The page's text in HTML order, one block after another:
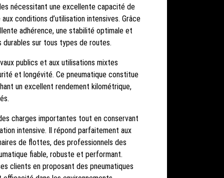
nécessitant une excellente capacité de
conditions d’utilisation intensives. Grâce
adhérence, une stabilité optimale et
durables sur tous types de routes.
publics et aux utilisations mixtes
et longévité. Ce pneumatique constitue
un excellent rendement kilométrique,
charges importantes tout en conservant
intensive. Il répond parfaitement aux
de flottes, des professionnels des
fiable, robuste et performant.
clients en proposant des pneumatiques